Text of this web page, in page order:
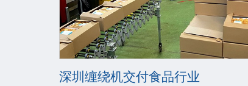
深圳缠绕机交付食品行业